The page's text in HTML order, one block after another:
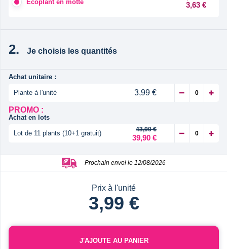
Ecoplant en motte 3,63 €
Je choisis les quantités
Achat unitaire :
Plante à l'unité
3,99 €
PROMO :
Achat en lots
Lot de 11 plants (10+1 gratuit) 43,90 €
39,90 €
Prochain envoi le 12/08/2026
Prix à l'unité
3,99 €
J'AJOUTE AU PANIER